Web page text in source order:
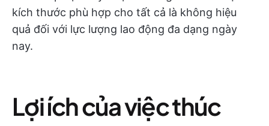
kích thước phù hợp cho tất cả là không hiệu
quả đối với lực lượng lao động đa dạng ngày
nay.
Lợi ích của việc thúc